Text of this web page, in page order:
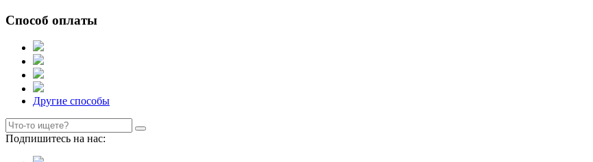
Способ оплаты
Другие способы
Подпишитесь на нас: